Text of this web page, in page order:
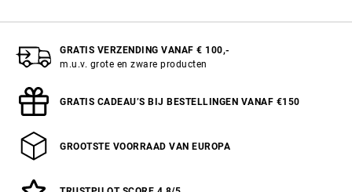
GRATIS VERZENDING VANAF € 100,-
m.u.v. grote en zware producten
GRATIS CADEAU’S BIJ BESTELLINGEN VANAF €150
GROOTSTE VOORRAAD VAN EUROPA